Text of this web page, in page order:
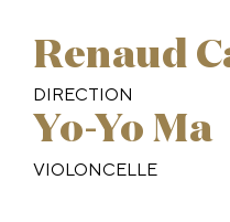
Renaud
DIRECTION
Yo-Yo Ma
VIOLONCELLE